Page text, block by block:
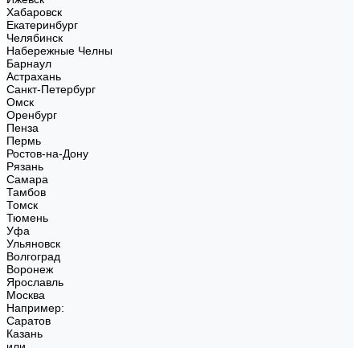
Хабаровск
Екатеринбург
Челябинск
Набережные Челны
Барнаул
Астрахань
Санкт-Петербург
Омск
Оренбург
Пенза
Пермь
Ростов-на-Дону
Рязань
Самара
Тамбов
Томск
Тюмень
Уфа
Ульяновск
Волгоград
Воронеж
Ярославль
Москва
Например:
Саратов
Казань